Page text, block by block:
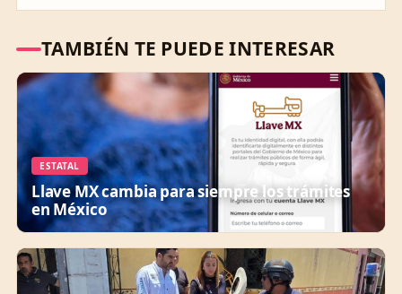
TAMBIÉN TE PUEDE INTERESAR
ESTATAL
Llave MX cambia para siempre los trámites
en México